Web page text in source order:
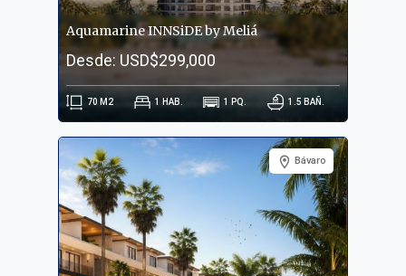
Aquamarine INNSiDE by Meliá
Desde: USD$299,000
70 M2 1 HAB. 1 PQ. 1.5 BAÑ.
Bávaro